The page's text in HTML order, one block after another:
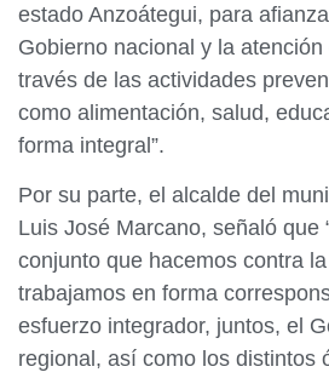
estado Anzoátegui, para
Gobierno nacional y la
través de las actividades
como alimentación, salud,
forma integral”.
Por su parte, el alcalde del
Luis José Marcano, señaló que
conjunto que hacemos contra
trabajamos en forma
esfuerzo integrador, juntos, el
regional, así como los distintos